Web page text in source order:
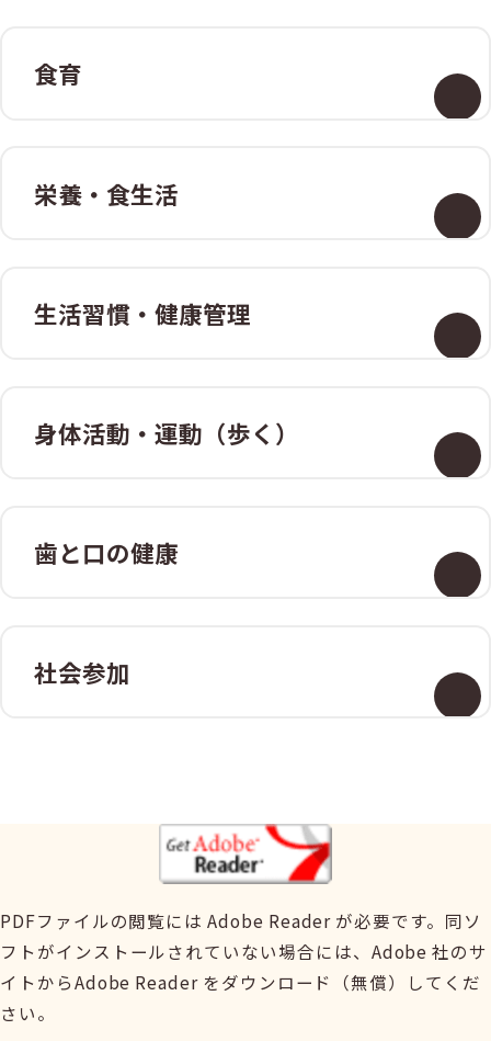
食育
栄養・食生活
生活習慣・ 健康管理
身体活動・ 運動（歩く）
歯と口の健康
社会参加
PDFファイルの閲覧には Adobe Reader が必要です。同ソ
フトがインストールされていない場合には、Adobe 社のサ
イトからAdobe Reader をダウンロード（無償）してくだ
さい。